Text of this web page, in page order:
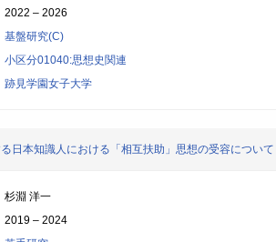
2022 – 2026
基盤研究(C)
小区分01040:思想史関連
跡見学園女子大学
日本知識人における「相互扶助」思想の受容について
杉淵 洋一
2019 – 2024